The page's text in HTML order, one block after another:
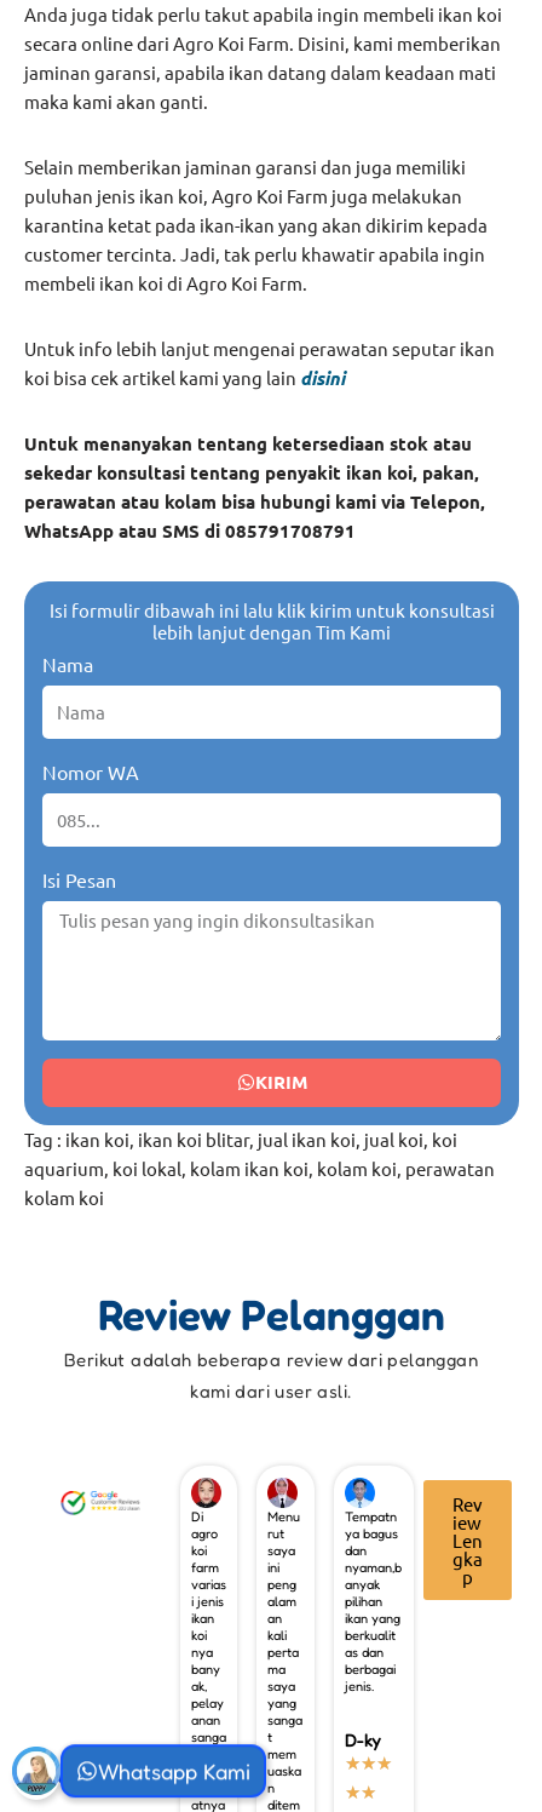
Anda juga tidak perlu takut apabila ingin membeli ikan koi
secara online dari Agro Koi Farm. Disini, kami memberikan
jaminan garansi, apabila ikan datang dalam keadaan mati
maka kami akan ganti.
Selain memberikan jaminan garansi dan juga memiliki
puluhan jenis ikan koi, Agro Koi Farm juga melakukan
karantina ketat pada ikan-ikan yang akan dikirim kepada
customer tercinta. Jadi, tak perlu khawatir apabila ingin
membeli ikan koi di Agro Koi Farm.
Untuk info lebih lanjut mengenai perawatan seputar ikan
koi bisa cek artikel kami yang lain disini
Untuk menanyakan tentang ketersediaan stok atau
sekedar konsultasi tentang penyakit ikan koi, pakan,
perawatan atau kolam bisa hubungi kami via Telepon,
WhatsApp atau SMS di 085791708791
Isi formulir dibawah ini lalu klik kirim untuk konsultasi
lebih lanjut dengan Tim Kami
Nama
Nomor WA
Isi Pesan
KIRIM
Tag : ikan koi ikan koi blitar, jual ikan koi jual koi koi
aquarium koi lokal kolam ikan koi kolam koi perawatan
kolam koi
Review Pelanggan
Berikut adalah beberapa review dari pelanggan
kami dari user asli.
Di
agro
koi
farm
varias
i jenis
ikan
koi
nya
bany
ak,
pelay
anan
sanga
dan
atnya
Menu
rut
saya
ini
peng
alam
an
kali
perta
ma
saya
yang
sanga
t
mem
uaska
n
ditem
Tempatn
ya bagus
dan
nyaman,b
anyak
pilihan
ikan yang
berkualit
as dan
berbagai
jenis.
D-ky
★★★
★★
Rev
iew
Len
gka
p
Whatsapp Kami